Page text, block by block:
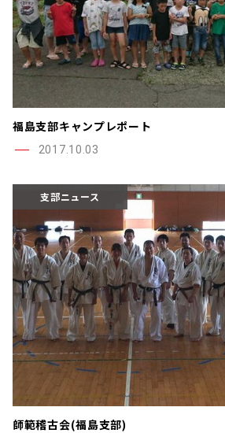
福島支部キャンプレポート
2017.10.03
支部ニュース
師範稽古会(福島支部)